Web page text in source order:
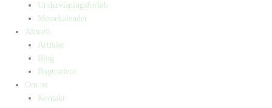
Undervisningsforløb
Messekalender
Aktuelt
Artikler
Blog
Bogtrailere
Om os
Kontakt